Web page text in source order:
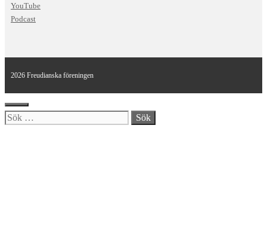
YouTube
Podcast
2026 Freudianska föreningen
Stäng
Sök